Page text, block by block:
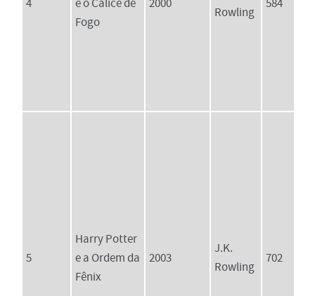
Fogo
Rowling
5
Harry Potter
e a Ordem da
Fênix
2003
J.K.
Rowling
702